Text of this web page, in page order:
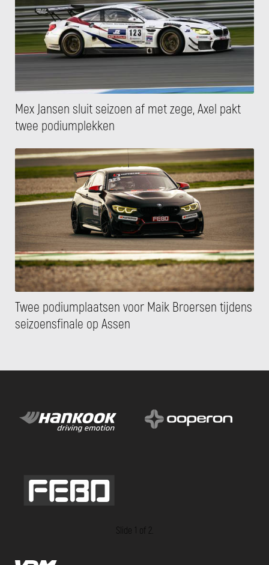
Mex Jansen sluit seizoen af met zege, Axel pakt
twee podiumplekken
Twee podiumplaatsen voor Maik Broersen tijdens
seizoensfinale op Assen
Slide 1 of 2.